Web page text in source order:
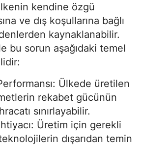
kendine özgü
ve dış koşullarına bağlı
kaynaklanabilir.
bu sorun aşağıdaki temel
Ülkede üretilen
rekabet gücünün
sınırlayabilir.
Üretim için gerekli
dışarıdan temin